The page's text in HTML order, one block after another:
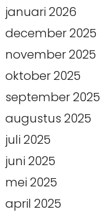
januari 2026
december 2025
november 2025
oktober 2025
september 2025
augustus 2025
juli 2025
juni 2025
mei 2025
april 2025